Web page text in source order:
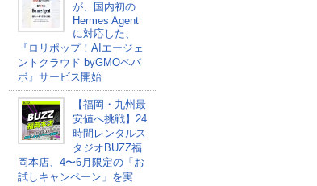
が、国内初の
Hermes Agent
に対応した、
『ロリポップ！AIエージェ
ントクラウド byGMOペパ
ボ』サービス開始
【福岡・九州最
安値へ挑戦】24
時間レンタルス
タジオBUZZ福
岡本店、4〜6月限定の「お
試しキャンペーン」を実